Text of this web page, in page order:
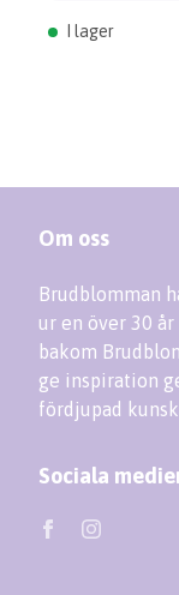
I lager
Om oss
Brudblomman
ur en över 30
bakom
ge inspiration
fördjupad
Sociala